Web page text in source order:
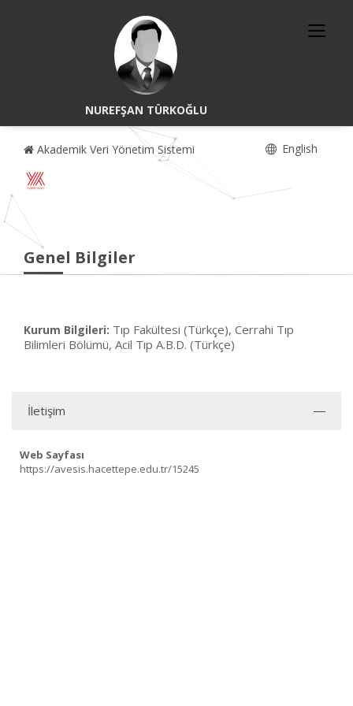
NUREFŞAN TÜRKOĞLU
Akademik Veri Yönetim Sistemi English
Genel Bilgiler
Kurum Bilgileri: Tıp Fakültesi (Türkçe), Cerrahi Tıp
Bilimleri Bölümü, Acil Tıp A.B.D. (Türkçe)
İletişim
Web Sayfası
https://avesis.hacettepe.edu.tr/15245